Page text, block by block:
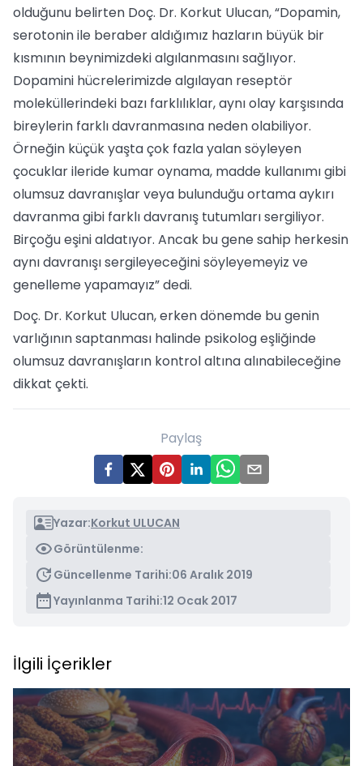
olduğunu belirten Doç. Dr. Korkut Ulucan, “Dopamin,
serotonin ile beraber aldığımız hazların büyük bir
kısmının beynimizdeki algılanmasını sağlıyor.
Dopamini hücrelerimizde algılayan reseptör
moleküllerindeki bazı farklılıklar, aynı olay karşısında
bireylerin farklı davranmasına neden olabiliyor.
Örneğin küçük yaşta çok fazla yalan söyleyen
çocuklar ileride kumar oynama, madde kullanımı gibi
olumsuz davranışlar veya bulunduğu ortama aykırı
davranma gibi farklı davranış tutumları sergiliyor.
Birçoğu eşini aldatıyor. Ancak bu gene sahip herkesin
aynı davranışı sergileyeceğini söyleyemeyiz ve
genelleme yapamayız” dedi.
Doç. Dr. Korkut Ulucan, erken dönemde bu genin
varlığının saptanması halinde psikolog eşliğinde
olumsuz davranışların kontrol altına alınabileceğine
dikkat çekti.
Paylaş
Yazar:Korkut ULUCAN
Görüntülenme:
Güncellenme Tarihi:06 Aralık 2019
Yayınlanma Tarihi:12 Ocak 2017
İlgili İçerikler